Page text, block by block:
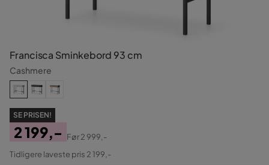
Francisca Sminkebord 93 cm
Cashmere
SE PRISEN!
Pris
2 199,-
Original
Før2 999,-
Tidligere laveste pris 2 199,-